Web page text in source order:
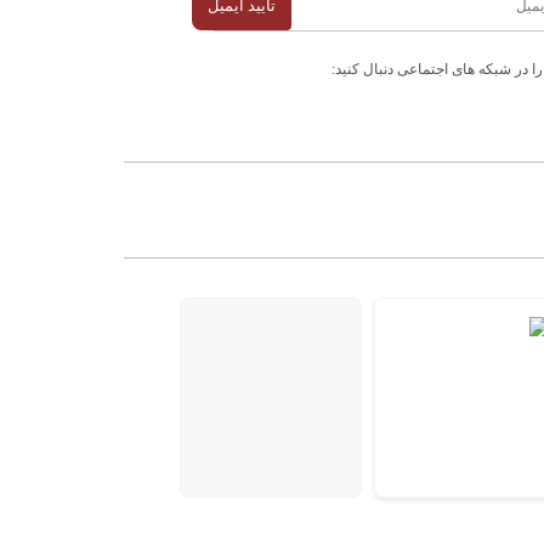
تایید ایمیل
در شبکه های اجتماعی دنبال کنید: